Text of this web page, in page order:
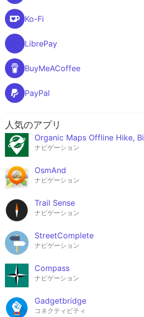
Ko-Fi
LibrePay
BuyMeACoffee
PayPal
人気のアプリ
ナビゲーション
OsmAnd
ナビゲーション
Trail Sense
ナビゲーション
Street­Complete
ナビゲーション
Compass
ナビゲーション
Gadgetbridge
コネクティビティ